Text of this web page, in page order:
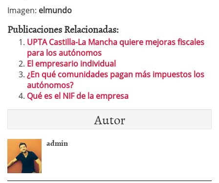
Imagen: elmundo
Publicaciones Relacionadas:
UPTA Castilla-La Mancha quiere mejoras fiscales
para los autónomos
El empresario individual
¿En qué comunidades pagan más impuestos los
autónomos?
Qué es el NIF de la empresa
Autor
admin